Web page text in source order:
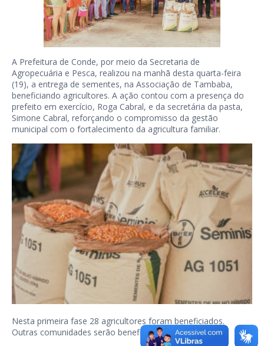
A Prefeitura de Conde, por meio da Secretaria de
Agropecuária e Pesca, realizou na manhã desta quarta-feira
(19), a entrega de sementes, na Associação de Tambaba,
beneficiando agricultores. A ação contou com a presença do
prefeito em exercício, Roga Cabral, e da secretária da pasta,
Simone Cabral, reforçando o compromisso da gestão
municipal com o fortalecimento da agricultura familiar.
Nesta primeira fase 28 agricultores foram beneficiados.
Outras comunidades serão beneficiadas.